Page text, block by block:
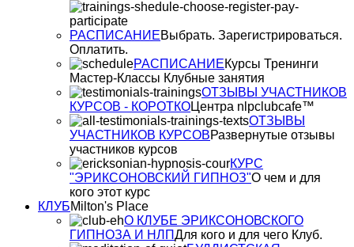
РАСПИСАНИЕВыбрать. Зарегистрироваться.
Оплатить.
РАСПИСАНИЕКурсы Тренинги
Мастер-Классы Клубные занятия
ОТЗЫВЫ УЧАСТНИКОВ
КУРСОВ - КОРОТКОЦентра nlpclubcafe™
ОТЗЫВЫ
УЧАСТНИКОВ КУРСОВРазвернутые отзывы
участников курсов
КУРС
"ЭРИКСОНОВСКИЙ ГИПНОЗ"О чем и для
кого этот курс
КЛУБMilton's Place
О КЛУБЕ ЭРИКСОНОВСКОГО
ГИПНОЗА И НЛПДля кого и для чего Клуб.